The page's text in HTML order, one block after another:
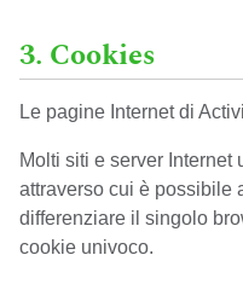
3. Cookies
Le pagine Internet di
Molti siti e server
attraverso cui è possibile
differenziare il singolo
cookie univoco.